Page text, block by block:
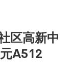
区高新中
A512